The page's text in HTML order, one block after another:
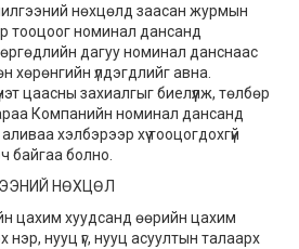
нөхцөлд заасан журмын
тооцоог номинал дансанд
дагуу номинал данснаас
хөрөнгийн үлдэгдлийг авна.
цаасны захиалгыг биелүүлж, төлбөр
Компанийн номинал дансанд
хэлбэрээр хүү тооцогдохгүй
байгаа болно.
НӨХЦӨЛ
цахим хуудсанд өөрийн цахим
нэр, нууц үг, нууц асуултын талаарх